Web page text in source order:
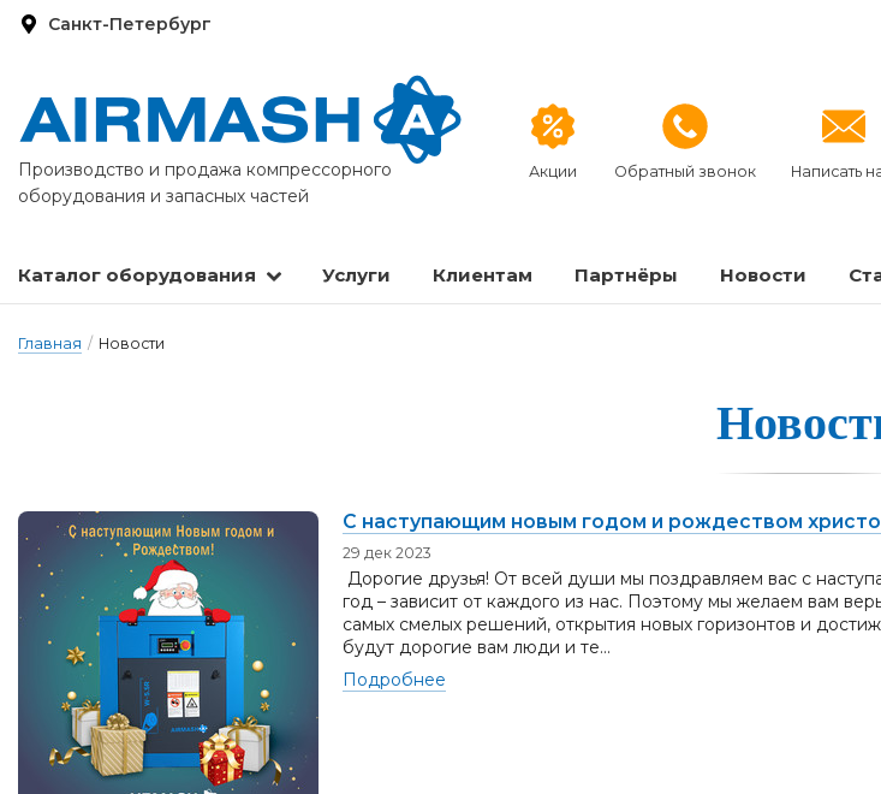
Санкт-Петербург
Производство и продажа компрессорного
оборудования и запасных частей
Акции Обратный звонок Написать
Каталог оборудования Услуги Клиентам Партнёры Новости
Главная / Новости
С наступающим новым годом и рождеством
29 дек 2023
Дорогие друзья! От всей души мы поздравляем вас с
год – зависит от каждого из нас. Поэтому мы желаем вам
самых смелых решений, открытия новых горизонтов и
будут дорогие вам люди и те...
Подробнее